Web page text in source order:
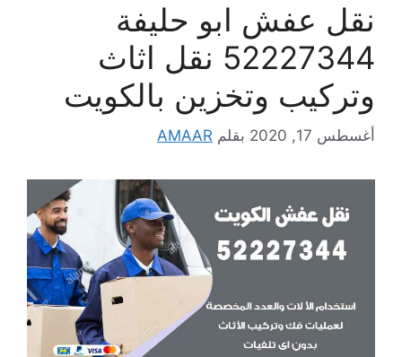
نقل عفش ابو حليفة
52227344 نقل اثاث
وتركيب وتخزين بالكويت
أغسطس 17, 2020 بقلم AMAAR